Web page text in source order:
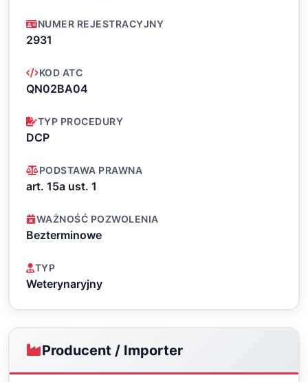
NUMER REJESTRACYJNY
2931
KOD ATC
QN02BA04
TYP PROCEDURY
DCP
PODSTAWA PRAWNA
art. 15a ust. 1
WAŻNOŚĆ POZWOLENIA
Bezterminowe
TYP
Weterynaryjny
Producent / Importer